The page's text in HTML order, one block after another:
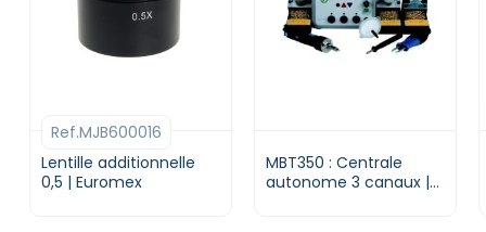
Lentille additionnelle
0,5 | Euromex
Ref.MJB600016
MBT350 : Centrale
autonome 3 canaux |